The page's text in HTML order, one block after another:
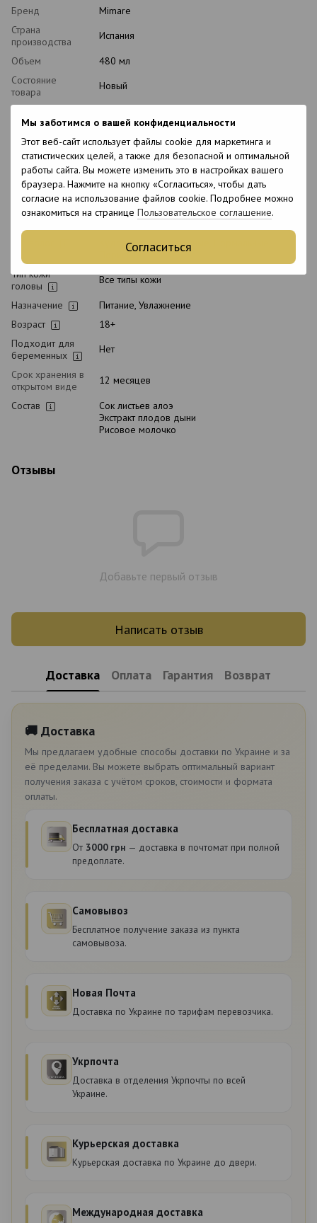
Мы заботимся о вашей конфиденциальности
Этот веб-сайт использует файлы cookie для маркетинга и
статистических целей, а также для безопасной и оптимальной
работы сайта. Вы можете изменить это в настройках вашего
браузера. Нажмите на кнопку «Согласиться», чтобы дать
согласие на использование файлов cookie. Подробнее можно
ознакомиться на странице Пользовательское соглашение.
Согласиться
Бренд
Mimare
Страна
производства
Испания
Объем
480 мл
Состояние
товара
Новый
Вид косметики
Шампунь
Классификация
косметики
Масс-маркет
Тип домашнего
ухода
Ежедневный
Время
Универсальный
Кудрявые, Непослушные, Нормальные,
Пористые
Тип кожи
головы
Все типы кожи
Назначение
Питание, Увлажнение
Возраст
18+
Подходит для
беременных
Нет
Срок хранения в
открытом виде
12 месяцев
Состав
Сок листьев алоэ
Экстракт плодов дыни
Рисовое молочко
Отзывы
Добавьте первый отзыв
Написать отзыв
Доставка Оплата Гарантия Возврат
🚚 Доставка
Мы предлагаем удобные способы доставки по Украине и за
её пределами. Вы можете выбрать оптимальный вариант
получения заказа с учётом сроков, стоимости и формата
оплаты.
Бесплатная доставка
От 3000 грн — доставка в почтомат при полной
предоплате.
Самовывоз
Бесплатное получение заказа из пункта
самовывоза.
Новая Почта
Доставка по Украине по тарифам перевозчика.
Укрпочта
Доставка в отделения Укрпочты по всей
Украине.
Курьерская доставка
Курьерская доставка по Украине до двери.
Международная доставка